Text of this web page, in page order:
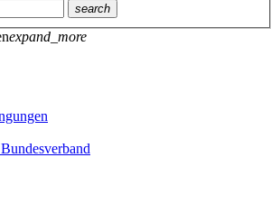
search
expand_more